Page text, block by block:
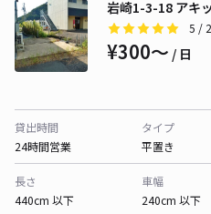
岩崎1-3-18 アキ
5 /
¥300〜 / 日
貸出時間
24時間営業
タイプ
平置き
長さ
440cm 以下
車幅
240cm 以下